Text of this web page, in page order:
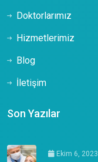
Doktorlarımız
Hizmetlerimiz
Blog
İletişim
Son Yazılar
Ekim 6, 2023